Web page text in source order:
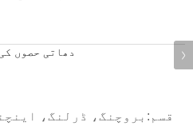
قسم:بروچنگ، ڈرلنگ،